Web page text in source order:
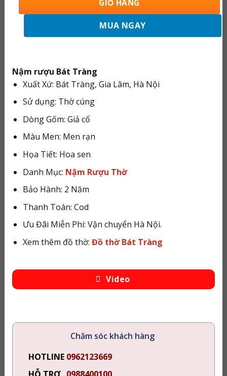
GIỎ HÀNG
MUA NGAY
Nậm rượu Bát Tràng
Xuất Xứ: Bát Tràng, Gia Lâm, Hà Nội
Sử dụng: Thờ cúng
Dòng Gốm: Giả cổ
Màu Men: Men rạn
Họa Tiết: Hoa sen
Danh Mục: Nậm Rượu Thờ
Bảo Hành: 2 Năm
Thanh Toán: Cod
Ưu Đãi Miễn Phí: Vận chuyển Hà Nội.
Xem thêm đồ thờ: Đồ thờ Bát Tràng
Video
Chăm sóc khách hàng
HOTLINE 0962123669